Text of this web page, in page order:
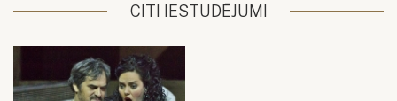
CITI IESTUDĒJUMI